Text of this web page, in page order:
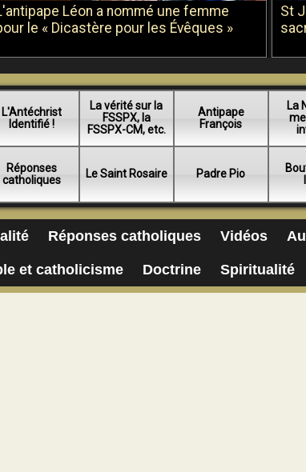
Léon a nommé une femme
le « Dicastère pour les Évêques »
St
L'Antéchrist
Identifié !
La vérité sur la
FSSPX, la
FSSPX-CM, etc.
Antipape
François
La
Réponses
catholiques
Le Saint Rosaire Padre Pio
Réponses catholiques Vidéos
et catholicisme Doctrine Spiritualité